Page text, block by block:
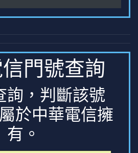
門號查詢
詢，判斷該號
於中華電信擁
有。